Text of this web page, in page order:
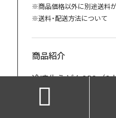
※商品価格以外に別途送料
※送料・配送方法について
商品紹介
冷凍生うどん250g（2
ぶっかけつゆ80g：2袋
